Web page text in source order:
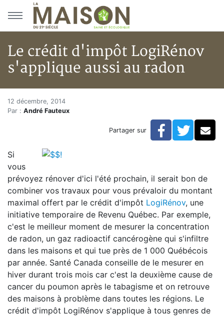
Aller au menu principal
Aller au contenu principal
Le crédit d'impôt LogiRénov
s'applique aussi au radon
Accueil
Articles
Le crédit d'impôt LogiRénov s'applique aussi au
Le crédit d'impôt LogiRénov
12 décembre, 2014
Par : André Fauteux
Partager sur Facebook
Si
vous
prévoyez rénover d'ici l'été prochain, il serait bon de
combiner vos travaux pour vous prévaloir du montant
maximal offert par le crédit d'impôt LogiRénov, une
initiative temporaire de Revenu Québec. Par exemple,
c'est le meilleur moment de mesurer la concentration
de radon, un gaz radioactif cancérogène qui s'infiltre
dans les maisons et qui tue près de 1 000 Québécois
par année. Santé Canada conseille de le mesurer en
hiver durant trois mois car c'est la deuxième cause de
cancer du poumon après le tabagisme et on retrouve
des maisons à problème dans toutes les régions. Le
crédit d'impôt LogiRénov s'applique à tous genres de